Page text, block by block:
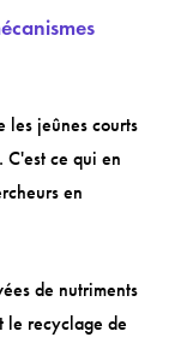
les jeûnes courts
C'est ce qui en
en
de nutriments
le recyclage de